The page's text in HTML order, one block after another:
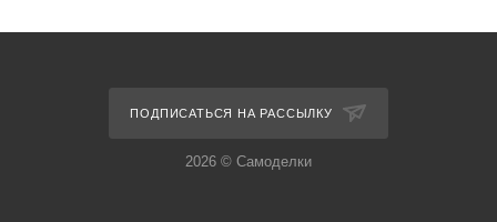
ПОДПИСАТЬСЯ НА РАССЫЛКУ
2026 © Самоделки